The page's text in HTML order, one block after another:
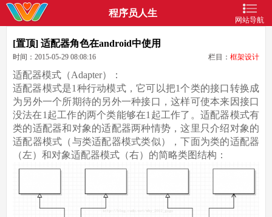
程序员人生
网站导航
[置顶] 适配器角色在android中使用
栏目： 框架设计
时间：2015-05-29 08:08:16
适配器模式（Adapter）：
适配器模式是1种行动模式，它可以把1个类的接口转换成
为另外一个所期待的另外一种接口，这样可使本来因接口
没法在1起工作的两个类能够在1起工作了。适配器模式有
类的适配器和对象的适配器两种情势，这里只介绍对象的
适配器模式（与类适配器模式类似），下面为类的适配器
（左）和对象适配器模式（右）的简略类图结构：